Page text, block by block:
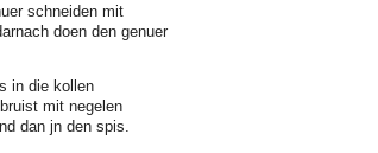
schneiden mit
doen den genuer
in die kollen
mit negelen
dan jn den spis.